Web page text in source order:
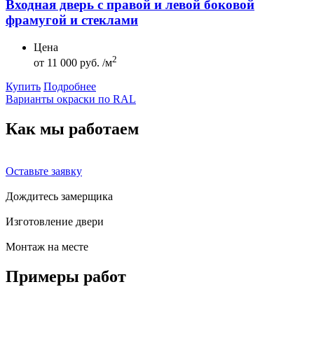
Входная дверь с правой и левой боковой
фрамугой и стеклами
Цена
от 11 000 руб. /м2
Купить Подробнее
Варианты окраски по RAL
Как мы работаем
Оставьте заявку
Дождитесь замерщика
Изготовление двери
Монтаж на месте
Примеры работ